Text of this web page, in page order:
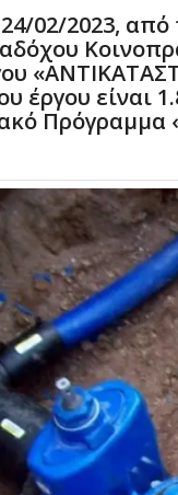
02/2023,
έργου είναι
Πρόγραμμα